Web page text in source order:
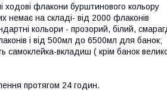
ходові флакони бурштинового кольору
немає на складі- від 2000 флаконів
кольори - прозорий, білий,
і від 500мл до 6500мл для банок;
самоклейка-вкладиш ( крім банок
протягом 24 годин.